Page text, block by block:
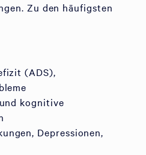
Zu den häufigsten
(ADS),
kognitive
Depressionen,